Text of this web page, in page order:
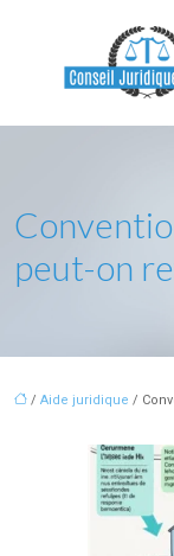
peut-on
/ Aide juridique /